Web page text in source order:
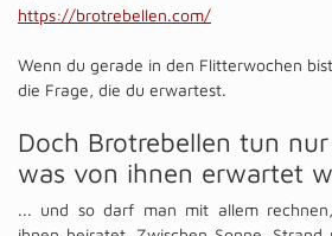
https://brotrebellen.com/
Wenn du gerade in den Flitterwochen
die Frage, die du erwartest.
Doch Brotrebellen tun
was von ihnen erwartet
... und so darf man mit allem